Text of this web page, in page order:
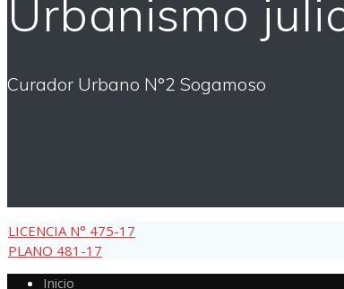
Urbanismo
Curador Urbano N°2 Sogamoso
LICENCIA N° 475-17
PLANO 481-17
Inicio